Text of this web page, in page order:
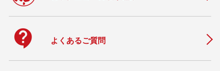
contact_support よくあるご質問